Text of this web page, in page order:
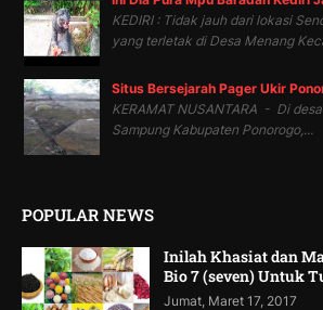
KEDIRI : Tidak jauh dari lokasi
yang terletak di Desa Menang
Situs Bersejarah Pager Ukir
KERAMAT NUSANTARA - Di
Sampung Kabupaten Ponorogo,...
POPULAR NEWS
Inilah Khasiat dan
Bio 7 (seven) Untuk
Jumat, Maret 17, 2017